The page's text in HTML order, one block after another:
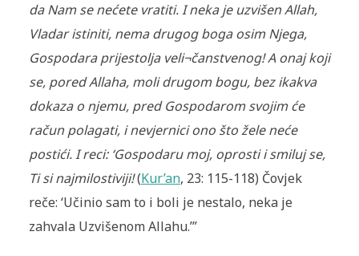
da Nam se nećete vratiti. I neka je uzvišen Allah,
Vladar istiniti, nema drugog boga osim Njega,
Gospodara prijestolja veli¬čanstvenog! A onaj koji
se, pored Allaha, moli drugom bogu, bez ikakva
dokaza o njemu, pred Gospodarom svojim će
račun polagati, i nevjernici ono što žele neće
postići. I reci: ‘Gospodaru moj, oprosti i smiluj se,
Ti si najmilostiviji!(Kur’an, 23: 115-118) Čovjek
reče: ‘Učinio sam to i boli je nestalo, neka je
zahvala Uzvišenom Allahu.’”